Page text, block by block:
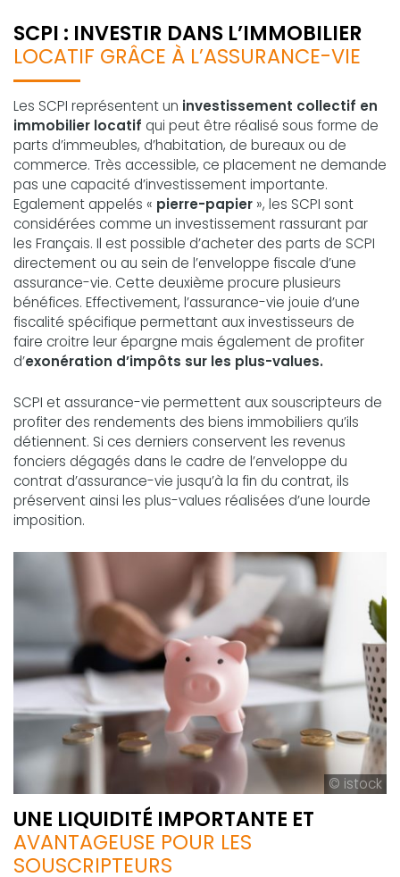
SCPI : INVESTIR DANS L’IMMOBILIER
LOCATIF GRÂCE À L’ASSURANCE-VIE
Les SCPI représentent un investissement collectif en
immobilier locatif qui peut être réalisé sous forme de
parts d’immeubles, d’habitation, de bureaux ou de
commerce. Très accessible, ce placement ne demande
pas une capacité d’investissement importante.
Egalement appelés « pierre-papier », les SCPI sont
considérées comme un investissement rassurant par
les Français. Il est possible d’acheter des parts de SCPI
directement ou au sein de l’enveloppe fiscale d’une
assurance-vie. Cette deuxième procure plusieurs
bénéfices. Effectivement, l’assurance-vie jouie d’une
fiscalité spécifique permettant aux investisseurs de
faire croitre leur épargne mais également de profiter
d’exonération d’impôts sur les plus-values.
SCPI et assurance-vie permettent aux souscripteurs de
profiter des rendements des biens immobiliers qu’ils
détiennent. Si ces derniers conservent les revenus
fonciers dégagés dans le cadre de l’enveloppe du
contrat d’assurance-vie jusqu’à la fin du contrat, ils
préservent ainsi les plus-values réalisées d’une lourde
imposition.
© istock
UNE LIQUIDITÉ IMPORTANTE ET
AVANTAGEUSE POUR LES
SOUSCRIPTEURS